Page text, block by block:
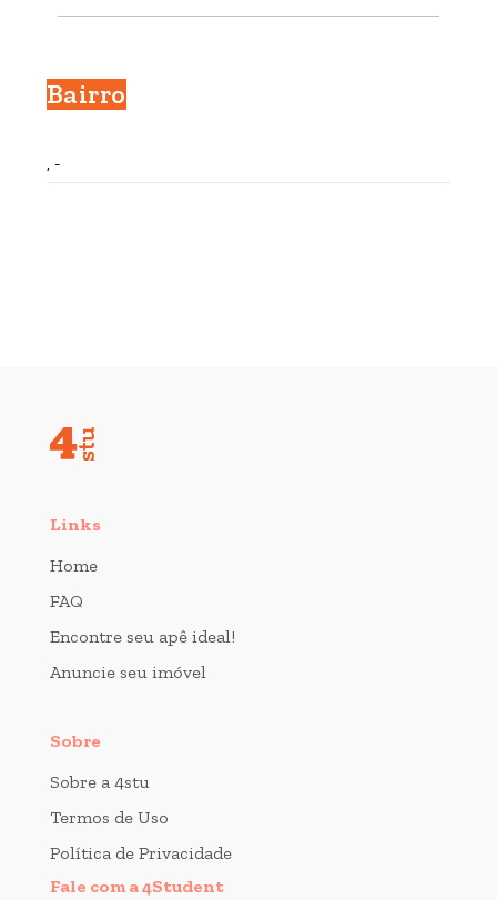
Bairro
, -
Links
Home
FAQ
Encontre seu apê ideal!
Anuncie seu imóvel
Sobre
Sobre a 4stu
Termos de Uso
Política de Privacidade
Fale com a 4Student